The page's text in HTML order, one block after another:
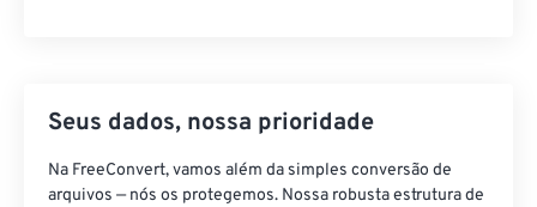
Seus dados, nossa prioridade
Na FreeConvert, vamos além da simples conversão de
arquivos — nós os protegemos. Nossa robusta estrutura de